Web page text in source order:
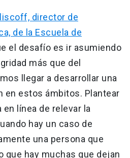
director de
de la Escuela de
el desafío es ir asumiendo
más que del
llegar a desarrollar una
en estos ámbitos. Plantear
línea de relevar la
hay un caso de
una persona que
que hay muchas que dejan